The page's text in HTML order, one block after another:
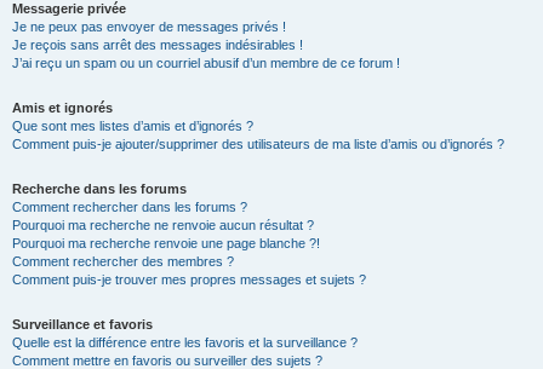
Messagerie privée
Je ne peux pas envoyer de messages privés !
Je reçois sans arrêt des messages indésirables !
J’ai reçu un spam ou un courriel abusif d’un membre de ce forum !
Amis et ignorés
Que sont mes listes d’amis et d’ignorés ?
Comment puis-je ajouter/supprimer des utilisateurs de ma liste d’amis ou d’ignorés ?
Recherche dans les forums
Comment rechercher dans les forums ?
Pourquoi ma recherche ne renvoie aucun résultat ?
Pourquoi ma recherche renvoie une page blanche ?!
Comment rechercher des membres ?
Comment puis-je trouver mes propres messages et sujets ?
Surveillance et favoris
Quelle est la différence entre les favoris et la surveillance ?
Comment mettre en favoris ou surveiller des sujets ?